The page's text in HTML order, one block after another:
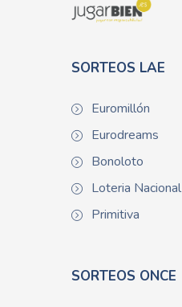
SORTEOS LAE
Euromillón
Eurodreams
Bonoloto
Loteria Nacional
Primitiva
SORTEOS ONCE